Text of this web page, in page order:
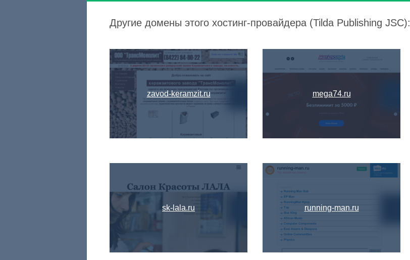
Другие домены этого хостинг-провайдера (Tilda Publishing JSC):
zavod-keramzit.ru
sk-lala.ru
mega74.ru
running-man.ru